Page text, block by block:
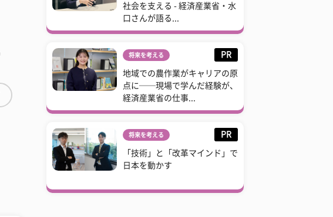
社会を支える - 経済産業省・水
口さんが語る...
将来を考える PR
地域での農作業がキャリアの原
点に──現場で学んだ経験が、
経済産業省の仕事...
将来を考える PR
「技術」と「改革マインド」で
日本を動かす